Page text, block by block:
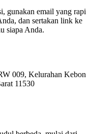
gunakan email yang rapi
dan sertakan link ke
siapa Anda.
009, Kelurahan Kebon
11530